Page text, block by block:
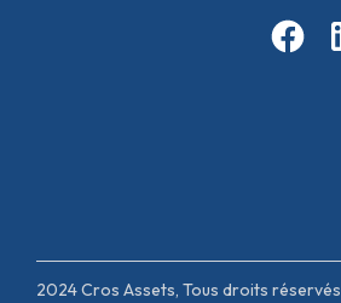
2024 Cros Assets, Tous droits réservés